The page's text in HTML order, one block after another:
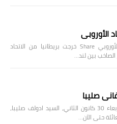
الأوروبي
بريطانيا خارج الاتحاد الأوروبي Share خرجت بريطانيا من الاتحاد
صليبا
توفي صباح اليوم، الاربعاء 30 كانون الثاني، السيد ادولف صليبا،
حتى الآن…